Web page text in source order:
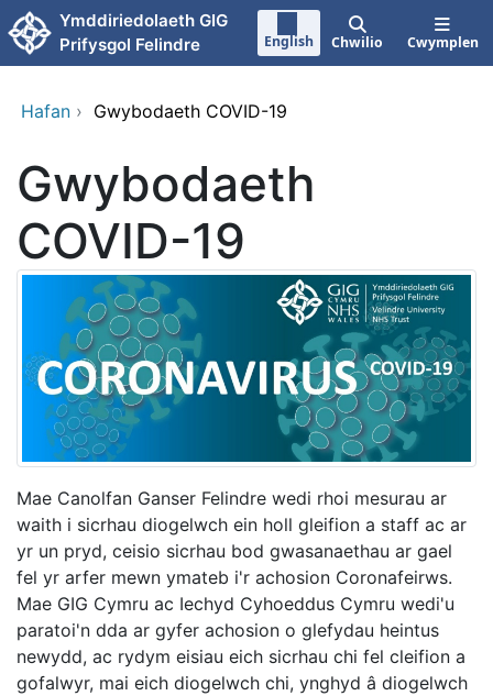
Neidio i'r prif gynnwy
Ymddiriedolaeth GIG
Prifysgol Felindre
English Chwilio Cwymplen
Hafan › Gwybodaeth COVID-19
Gwybodaeth
COVID-19
Mae Canolfan Ganser Felindre wedi rhoi mesurau ar
waith i sicrhau diogelwch ein holl gleifion a staff ac ar
yr un pryd, ceisio sicrhau bod gwasanaethau ar gael
fel yr arfer mewn ymateb i'r achosion Coronafeirws.
Mae GIG Cymru ac Iechyd Cyhoeddus Cymru wedi'u
paratoi'n dda ar gyfer achosion o glefydau heintus
newydd, ac rydym eisiau eich sicrhau chi fel cleifion a
gofalwyr, mai eich diogelwch chi, ynghyd â diogelwch